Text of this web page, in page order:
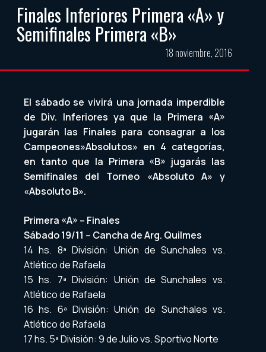
Finales Inferiores Primera «A» y
Semifinales Primera «B»
18 noviembre, 2016
El sábado se vivirá una jornada imperdible
de Div. Inferiores ya que la Primera «A»
jugarán las Finales para consagrar a los
Campeones»Absolutos» en 4 categorías,
en tanto que la Primera «B» jugarás las
Semifinales del Torneo «Absoluto A» y
«Absoluto B».
Primera «A» – Finales
Sábado 19/11 – Cancha de Arg. Quilmes
14 hs. 8ª División: Unión de Sunchales vs.
Atlético de Rafaela
15 hs. 7ª División: Unión de Sunchales vs.
Atlético de Rafaela
16 hs. 6ª División: Unión de Sunchales vs.
Atlético de Rafaela
17 hs. 5ª División: 9 de Julio vs. Sportivo Norte